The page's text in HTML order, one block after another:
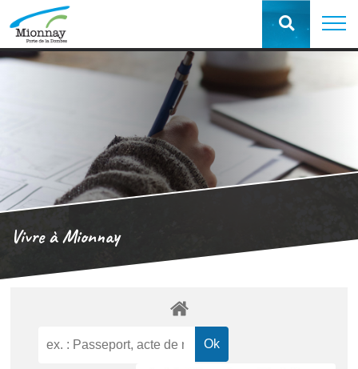
Vivre à Mionnay